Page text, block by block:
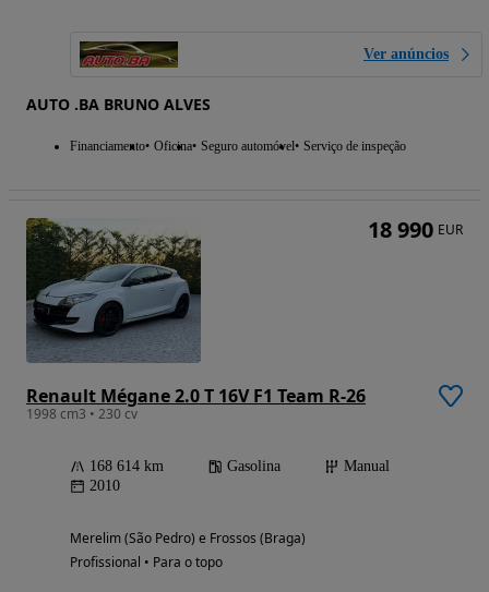
Ver anúncios
AUTO .BA BRUNO ALVES
Financiamento Oficina Seguro automóvel Serviço de inspeção
Renault Mégane 2.0 T 16V F1 Team R-26
1998 cm3 • 230 cv
168 614 km Gasolina
Manual
2010
Merelim (São Pedro) e Frossos (Braga)
Profissional • Para o topo
18 990 EUR